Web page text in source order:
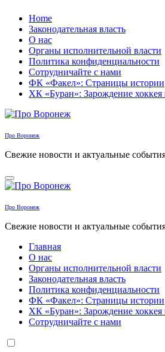
Перейти
содержанию
Home
Законодательная власть
О нас
Органы исполнительной власти
Политика конфиденциальности
Сотрудничайте с нами
ФК «Факел»: Страницы истории
ХК «Буран»: Зарождение
Про Воронеж
Свежие новости и актуальные
Про Воронеж
Свежие новости и актуальные
Главная
О нас
Органы исполнительной власти
Законодательная власть
Политика конфиденциальности
ФК «Факел»: Страницы истории
ХК «Буран»: Зарождение
Сотрудничайте с нами